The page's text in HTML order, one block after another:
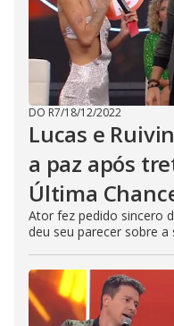
DO R7/18/12/2022
Lucas e
a paz após
Última
Ator fez pedido sincero
deu seu parecer sobre a